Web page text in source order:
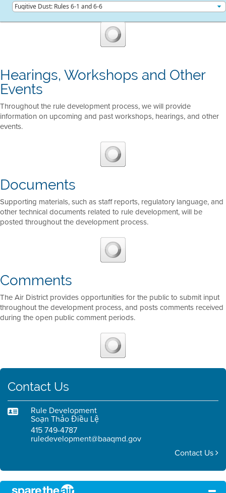
Hearings, Workshops and Other
Events
Throughout the rule development process, we will provide
information on upcoming and past workshops, hearings, and other
events.
Documents
Supporting materials, such as staff reports, regulatory language, and
other technical documents related to rule development, will be
posted throughout the development process.
Comments
The Air District provides opportunities for the public to submit input
throughout the development process, and posts comments received
during the open public comment periods.
Contact Us
Rule Development
Soạn Thảo Điều Lệ
415 749-4787
ruledevelopment@baaqmd.gov
Contact Us